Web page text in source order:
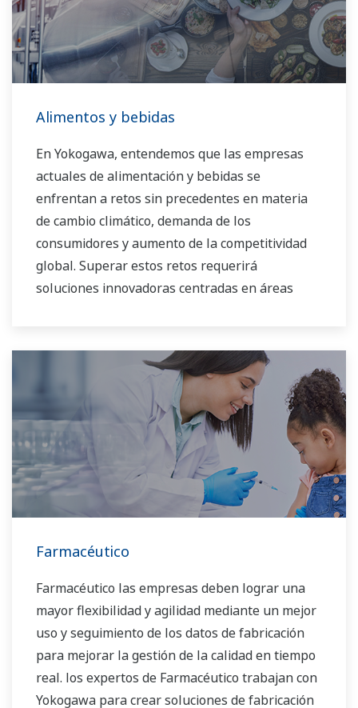
Alimentos y bebidas
En Yokogawa, entendemos que las empresas
actuales de alimentación y bebidas se
enfrentan a retos sin precedentes en materia
de cambio climático, demanda de los
consumidores y aumento de la competitividad
global. Superar estos retos requerirá
soluciones innovadoras centradas en áreas
Farmacéutico
Farmacéutico las empresas deben lograr una
mayor flexibilidad y agilidad mediante un mejor
uso y seguimiento de los datos de fabricación
para mejorar la gestión de la calidad en tiempo
real. los expertos de Farmacéutico trabajan con
Yokogawa para crear soluciones de fabricación